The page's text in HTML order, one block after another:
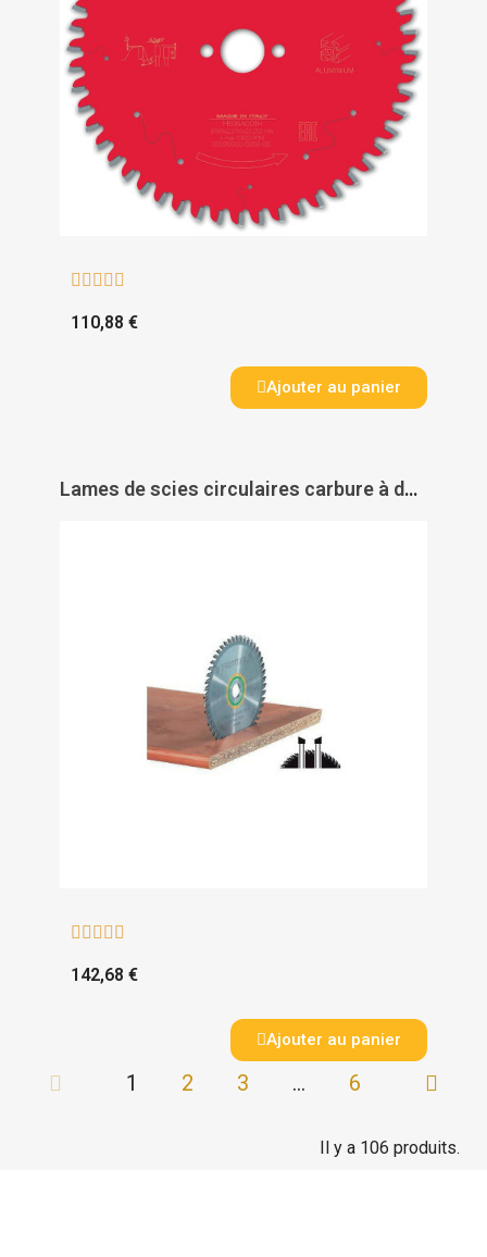
    
110,88 €
Ajouter au panier
Lames de scies circulaires carbure à denture alternée super finition Festool - FESTOOL
    
142,68 €
Ajouter au panier
1 2 3 … 6
Il y a 106 produits.